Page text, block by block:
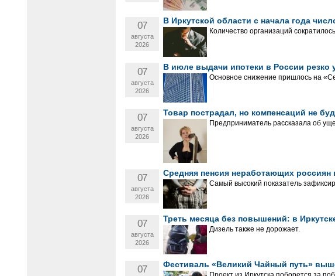
07
августа
2026
В Иркутской области с начала года
Количество организаций
07
августа
2026
В июле выдачи ипотеки в России резко
Основное снижение пришлось на
07
августа
2026
Товар пострадал, но компенсаций не
Предприниматель рассказала об
07
августа
2026
Средняя пенсия неработающих
Самый высокий показатель
07
августа
2026
Треть месяца без повышений: в
Дизель также не дорожает.
07 Фестиваль «Великий Чайный путь»